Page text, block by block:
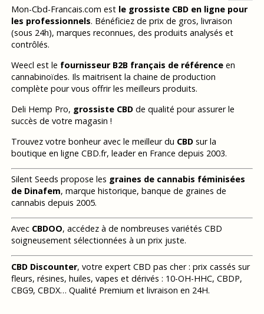
Mon-Cbd-Francais.com est le grossiste CBD en ligne pour
les professionnels. Bénéficiez de prix de gros, livraison
(sous 24h), marques reconnues, des produits analysés et
contrôlés.
Weecl est le fournisseur B2B français de référenceen
cannabinoïdes. Ils maitrisent la chaine de production
complète pour vous offrir les meilleurs produits.
Deli Hemp Pro, grossiste CBDde qualité pour assurer le
succès de votre magasin !
Trouvez votre bonheur avec le meilleur du CBDsur la
boutique en ligne CBD.fr, leader en France depuis 2003.
Silent Seeds propose les graines de cannabis féminisées
de Dinafem, marque historique, banque de graines de
cannabis depuis 2005.
Avec CBDOO, accédez à de nombreuses variétés CBD
soigneusement sélectionnées à un prix juste.
CBD Discounter, votre expert CBD pas cher : prix cassés sur
fleurs, résines, huiles, vapes et dérivés : 10-OH-HHC, CBDP,
CBG9, CBDX… Qualité Premium et livraison en 24H.